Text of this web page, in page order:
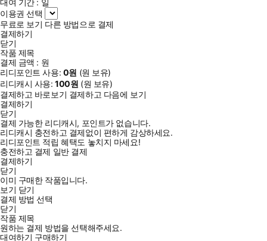
대여 기간 : 일
이용권 선택
무료로 보기 다른 방법으로 결제
결제하기
닫기
작품 제목
결제 금액 : 원
리디포인트 사용: 0원 (원 보유)
리디캐시 사용:100원 (원 보유)
결제하고 바로보기 결제하고 다음에 보기
결제하기
닫기
결제 가능한 리디캐시, 포인트가 없습니다.
리디캐시 충전하고 결제없이 편하게 감상하세요.
리디포인트 적립 혜택도 놓치지 마세요!
충전하고 결제 일반 결제
결제하기
닫기
이미 구매한 작품입니다.
보기 닫기
결제 방법 선택
닫기
작품 제목
원하는 결제 방법을 선택해주세요.
대여하기 구매하기